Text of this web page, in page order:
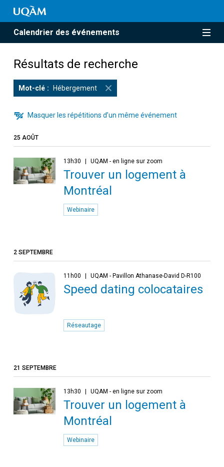
Calendrier des événements
Résultats de recherche
Mot-clé Hébergement
Masquer les répétitions d’un même événement
25 AOÛT
13h30 UQAM - en ligne sur zoom
Trouver un logement à
Montréal
Webinaire
2 SEPTEMBRE
11h00 UQAM - Pavillon Athanase-David D-R100
Speed dating colocataires
Réseautage
21 SEPTEMBRE
13h30 UQAM - en ligne sur zoom
Trouver un logement à
Montréal
Webinaire